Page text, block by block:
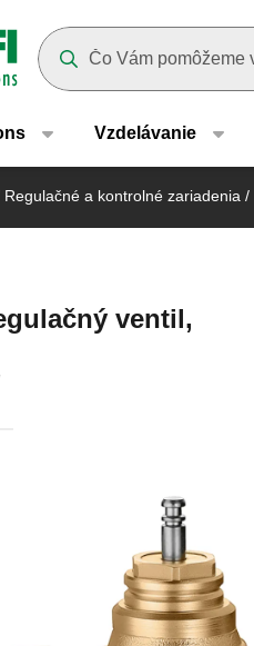
navigation
Vzdelávanie
Regulačné a kontrolné zariadenia /
ventil,